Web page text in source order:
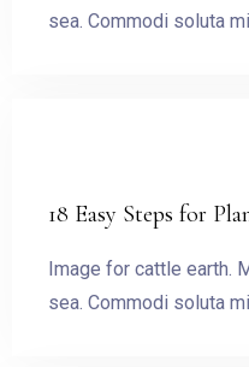
sea. Commodi soluta
18 Easy Steps for
Image for cattle earth.
sea. Commodi soluta